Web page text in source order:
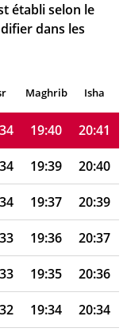
établi selon le
dans les
Maghrib Isha
19:43 20:45
19:41 20:43
19:40 20:41
19:39 20:40
19:37 20:39
19:36 20:37
19:35 20:36
19:34 20:34